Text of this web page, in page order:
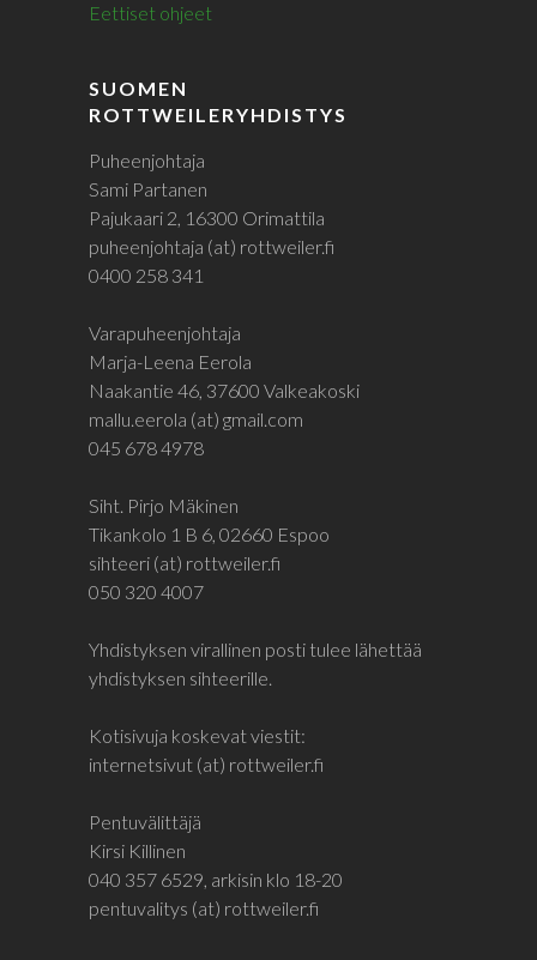
Eettiset ohjeet
SUOMEN
ROTTWEILERYHDISTYS
Puheenjohtaja
Sami Partanen
Pajukaari 2, 16300 Orimattila
puheenjohtaja (at) rottweiler.fi
0400 258 341
Varapuheenjohtaja
Marja-Leena Eerola
Naakantie 46, 37600 Valkeakoski
mallu.eerola (at) gmail.com
045 678 4978
Siht. Pirjo Mäkinen
Tikankolo 1 B 6, 02660 Espoo
sihteeri (at) rottweiler.fi
050 320 4007
Yhdistyksen virallinen posti tulee lähettää
yhdistyksen sihteerille.
Kotisivuja koskevat viestit:
internetsivut (at) rottweiler.fi
Pentuvälittäjä
Kirsi Killinen
040 357 6529, arkisin klo 18-20
pentuvalitys (at) rottweiler.fi